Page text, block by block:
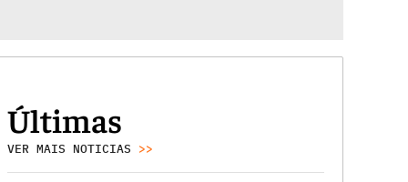
Últimas
VER MAIS NOTICIAS >>